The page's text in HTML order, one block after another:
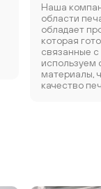
Наша
области
обладает
которая
связанные
используем
материалы,
качество